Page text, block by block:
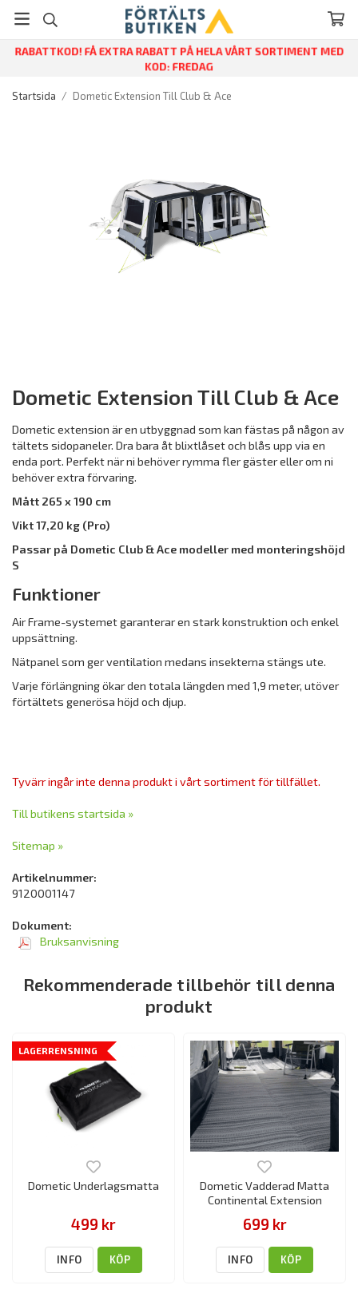
RABATTKOD! FÅ EXTRA RABATT PÅ HELA VÅRT SORTIMENT MED
KOD: FREDAG
Startsida / Dometic Extension Till Club & Ace
Dometic Extension Till Club & Ace
Dometic extension är en utbyggnad som kan fästas på någon av
tältets sidopaneler. Dra bara åt blixtlåset och blås upp via en
enda port. Perfekt när ni behöver rymma fler gäster eller om ni
behöver extra förvaring.
Mått 265 x 190 cm
Vikt 17,20 kg (Pro)
Passar på Dometic Club & Ace modeller med monteringshöjd
S
Funktioner
Air Frame-systemet garanterar en stark konstruktion och enkel
uppsättning.
Nätpanel som ger ventilation medans insekterna stängs ute.
Varje förlängning ökar den totala längden med 1,9 meter, utöver
förtältets generösa höjd och djup.
Tyvärr ingår inte denna produkt i vårt sortiment för tillfället.
Till butikens startsida »
Sitemap »
Artikelnummer:
9120001147
Dokument:
Bruksanvisning
Rekommenderade tillbehör till denna
produkt
LAGERRENSNING
Dometic Underlagsmatta
499 kr
INFO KÖP
Dometic Vadderad Matta
Continental Extension
699 kr
INFO KÖP